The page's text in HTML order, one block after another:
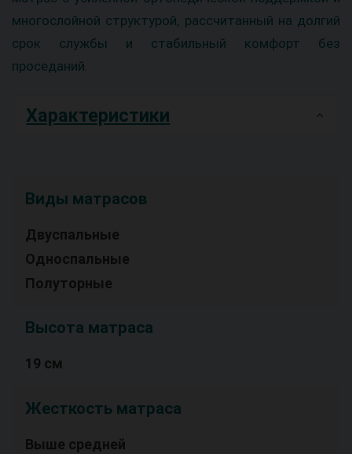
многослойной структурой, рассчитанный на долгий
срок службы и стабильный комфорт без
проседаний.
Характеристики
Виды матрасов
Двуспальные
Односпальные
Полуторные
Высота матраса
19 см
Жесткость матраса
Выше средней